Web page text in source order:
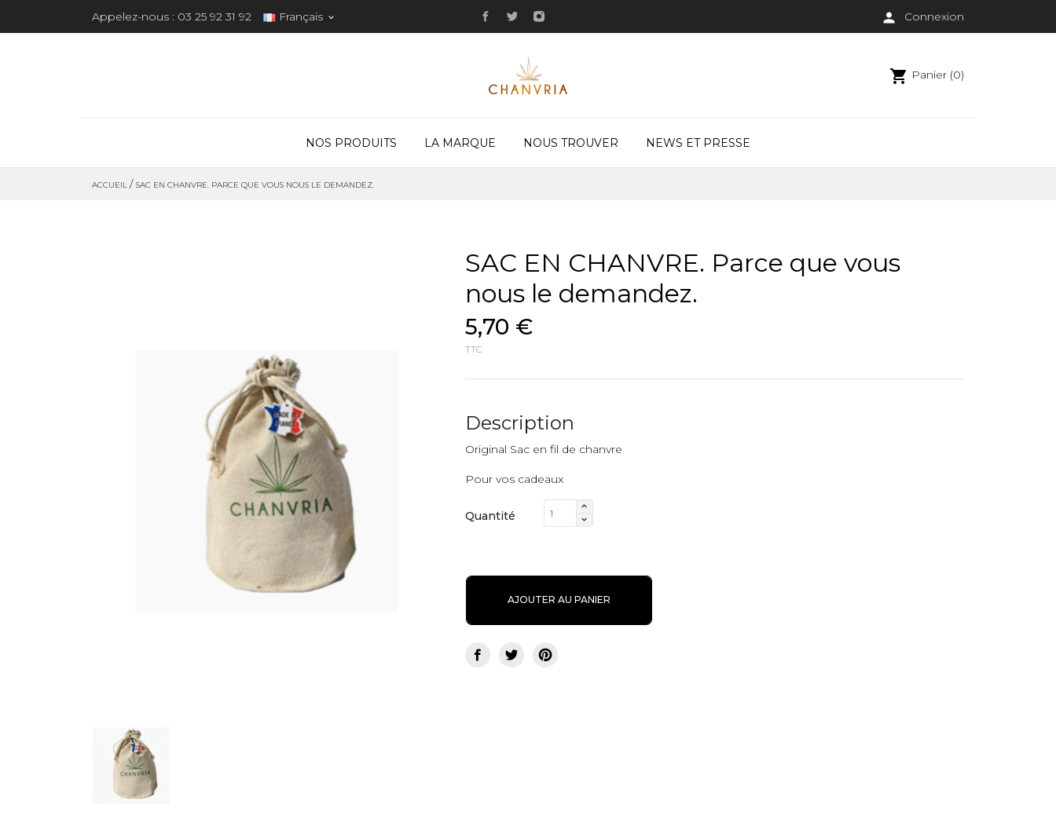
Appelez-nous : 03 25 92 31 92 Français   Connexion
shopping_cart Panier (0)
NOS PRODUITS LA MARQUE NOUS TROUVER NEWS ET PRESSE
ACCUEIL SAC EN CHANVRE. PARCE QUE VOUS NOUS LE DEMANDEZ.
SAC EN CHANVRE. Parce que vous
nous le demandez.
5,70 €
TTC
Description
Original Sac en fil de chanvre
Pour vos cadeaux
Quantité
AJOUTER AU PANIER